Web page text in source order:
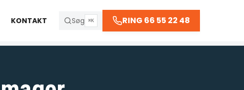
KONTAKT Søg ⌘K RING 66 55 22 48
66 55 22 48